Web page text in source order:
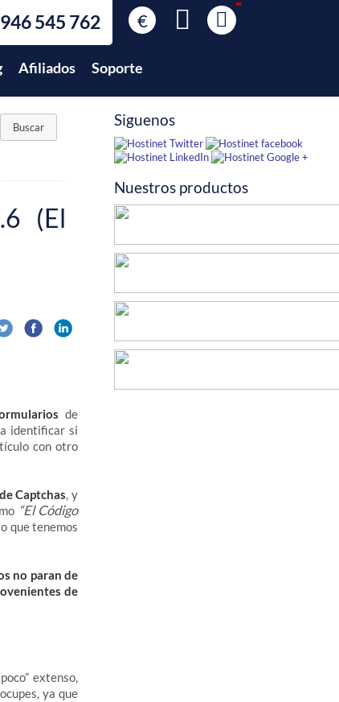
946 545 762
Afiliados Soporte
€
GBP
MXN
Siguenos
Nuestros productos
(El
de
identificar si
con otro
Captchas, y
“El Código
que tenemos
no paran de
de
extenso,
ya que